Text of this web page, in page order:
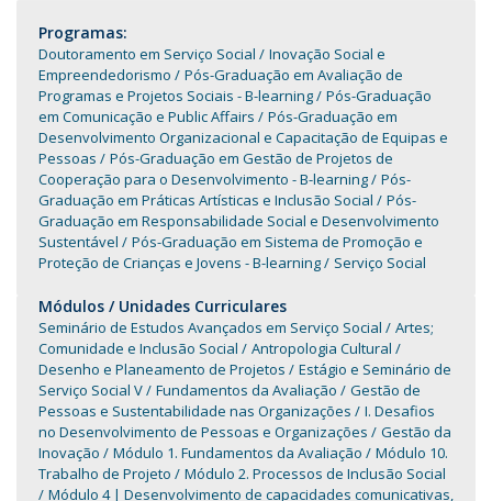
Programas:
Doutoramento em Serviço Social
Inovação Social e
Empreendedorismo
Pós-Graduação em Avaliação de
Programas e Projetos Sociais - B-learning
Pós-Graduação
em Comunicação e Public Affairs
Pós-Graduação em
Desenvolvimento Organizacional e Capacitação de Equipas e
Pessoas
Pós-Graduação em Gestão de Projetos de
Cooperação para o Desenvolvimento - B-learning
Pós-
Graduação em Práticas Artísticas e Inclusão Social
Pós-
Graduação em Responsabilidade Social e Desenvolvimento
Sustentável
Pós-Graduação em Sistema de Promoção e
Proteção de Crianças e Jovens - B-learning
Serviço Social
Módulos / Unidades Curriculares
Seminário de Estudos Avançados em Serviço Social
Artes;
Comunidade e Inclusão Social
Antropologia Cultural
Desenho e Planeamento de Projetos
Estágio e Seminário de
Serviço Social V
Fundamentos da Avaliação
Gestão de
Pessoas e Sustentabilidade nas Organizações
I. Desafios
no Desenvolvimento de Pessoas e Organizações
Gestão da
Inovação
Módulo 1. Fundamentos da Avaliação
Módulo 10.
Trabalho de Projeto
Módulo 2. Processos de Inclusão Social
Módulo 4 | Desenvolvimento de capacidades comunicativas,